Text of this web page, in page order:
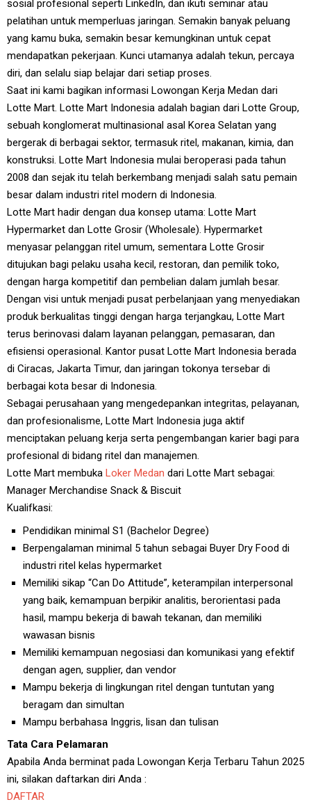
sosial profesional seperti LinkedIn, dan ikuti seminar atau
pelatihan untuk memperluas jaringan. Semakin banyak peluang
yang kamu buka, semakin besar kemungkinan untuk cepat
mendapatkan pekerjaan. Kunci utamanya adalah tekun, percaya
diri, dan selalu siap belajar dari setiap proses.
Saat ini kami bagikan informasi Lowongan Kerja Medan dari
Lotte Mart. Lotte Mart Indonesia adalah bagian dari Lotte Group,
sebuah konglomerat multinasional asal Korea Selatan yang
bergerak di berbagai sektor, termasuk ritel, makanan, kimia, dan
konstruksi. Lotte Mart Indonesia mulai beroperasi pada tahun
2008 dan sejak itu telah berkembang menjadi salah satu pemain
besar dalam industri ritel modern di Indonesia.
Lotte Mart hadir dengan dua konsep utama: Lotte Mart
Hypermarket dan Lotte Grosir (Wholesale). Hypermarket
menyasar pelanggan ritel umum, sementara Lotte Grosir
ditujukan bagi pelaku usaha kecil, restoran, dan pemilik toko,
dengan harga kompetitif dan pembelian dalam jumlah besar.
Dengan visi untuk menjadi pusat perbelanjaan yang menyediakan
produk berkualitas tinggi dengan harga terjangkau, Lotte Mart
terus berinovasi dalam layanan pelanggan, pemasaran, dan
efisiensi operasional. Kantor pusat Lotte Mart Indonesia berada
di Ciracas, Jakarta Timur, dan jaringan tokonya tersebar di
berbagai kota besar di Indonesia.
Sebagai perusahaan yang mengedepankan integritas, pelayanan,
dan profesionalisme, Lotte Mart Indonesia juga aktif
menciptakan peluang kerja serta pengembangan karier bagi para
profesional di bidang ritel dan manajemen.
Lotte Mart membuka Loker Medan dari Lotte Mart sebagai:
Manager Merchandise Snack & Biscuit
Kualifkasi:
Pendidikan minimal S1 (Bachelor Degree)
Berpengalaman minimal 5 tahun sebagai Buyer Dry Food di
industri ritel kelas hypermarket
Memiliki sikap “Can Do Attitude”, keterampilan interpersonal
yang baik, kemampuan berpikir analitis, berorientasi pada
hasil, mampu bekerja di bawah tekanan, dan memiliki
wawasan bisnis
Memiliki kemampuan negosiasi dan komunikasi yang efektif
dengan agen, supplier, dan vendor
Mampu bekerja di lingkungan ritel dengan tuntutan yang
beragam dan simultan
Mampu berbahasa Inggris, lisan dan tulisan
Tata Cara Pelamaran
Apabila Anda berminat pada Lowongan Kerja Terbaru Tahun 2025
ini, silakan daftarkan diri Anda :
DAFTAR